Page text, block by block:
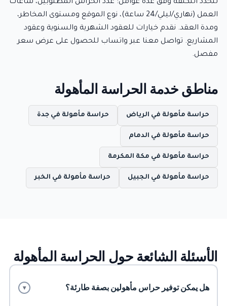
تتحدد التكلفة وفق عدة عوامل: عدد الحراس المطلوبين، ساعات
العمل (نهاري/ليلي/24 ساعة)، نوع الموقع ومستوى المخاطر،
ومدة العقد. نقدم خيارات للعقود الشهرية والسنوية وعقود
المشاريع. تواصل معنا عبر واتساب للحصول على عرض سعر
مفصل.
مناطق خدمة الحراسة المأهولة
حراسة مأهولة في الرياض حراسة مأهولة في جدة
حراسة مأهولة في الدمام
حراسة مأهولة في مكة المكرمة
حراسة مأهولة في الجبيل حراسة مأهولة في الخبر
الأسئلة الشائعة حول الحراسة المأهولة
هل يمكن توفير حراس مأهولين بصفة طارئة؟ ▾